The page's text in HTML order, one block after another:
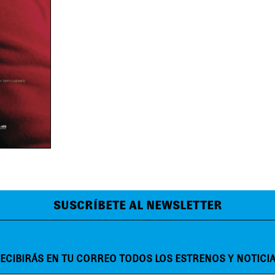
SUSCRÍBETE AL NEWSLETTER
EN TU CORREO TODOS LOS ESTRENOS Y